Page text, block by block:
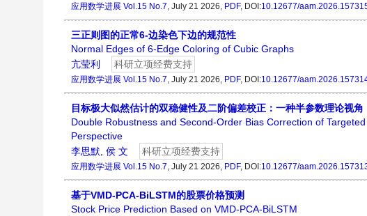
应用数学进展 Vol.15 No.7 , July 21 2026, PDF, DOI:10.12677/
三正则图的正常6-边染色下边的规范性
Normal Edges of 6-Edge Coloring of Cubic Graphs
亢莹利
科研立项经费支持
应用数学进展 Vol.15 No.7 , July 21 2026, PDF, DOI:10.12677/
目标极大似然估计的双稳健性及二阶偏差校正：一种半参数理论视角
Double Robustness and Second-Order Bias Correction of
Perspective
李思默 侯 文 科研立项经费支持
应用数学进展 Vol.15 No.7 , July 21 2026, PDF, DOI:10.12677/
基于VMD-PCA-BiLSTM的股票价格预测
Stock Price Prediction Based on VMD-PCA-BiLSTM